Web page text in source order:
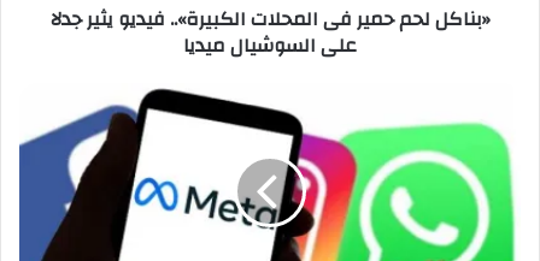
«بناكل لحم حمير فى المحلات الكبيرة».. فيديو يثير جدلا
على السوشيال ميديا